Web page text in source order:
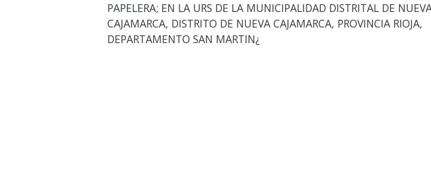
PAPELERA; EN LA URS DE LA MUNICIPALIDAD DISTRITAL DE
CAJAMARCA, DISTRITO DE NUEVA CAJAMARCA, PROVINCIA RIOJA,
DEPARTAMENTO SAN MARTIN¿